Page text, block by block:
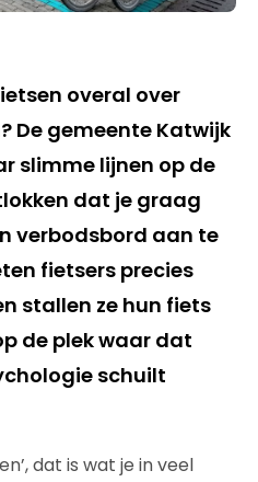
overal over
De gemeente Katwijk
slimme lijnen op de
dat je graag
verbodsbord aan te
fietsers precies
stallen ze hun fiets
de plek waar dat
schuilt
dat is wat je in veel